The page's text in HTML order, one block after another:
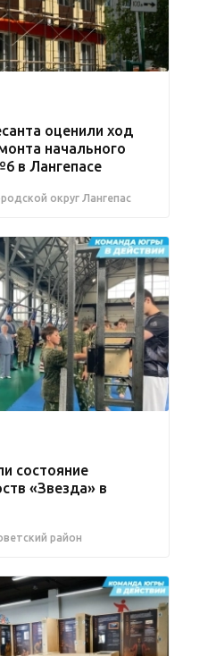
оценили ход
начального
в Лангепасе
округ Лангепас
состояние
«Звезда» в
район